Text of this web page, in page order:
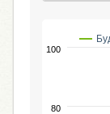
80
100